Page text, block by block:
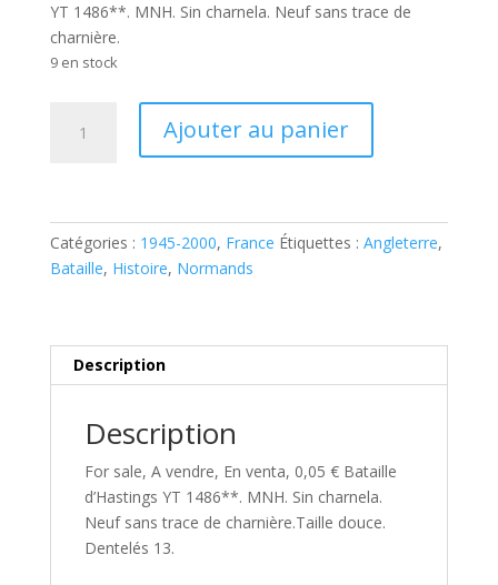
YT 1486**. MNH. Sin charnela. Neuf sans trace de
charnière.
9 en stock
1486**
Ajouter au panier
Catégories : 1945-2000, France Étiquettes : Angleterre,
Bataille, Histoire, Normands
Description
Description
For sale, A vendre, En venta, 0,05 € Bataille
d’Hastings YT 1486**. MNH. Sin charnela.
Neuf sans trace de charnière.Taille douce.
Dentelés 13.